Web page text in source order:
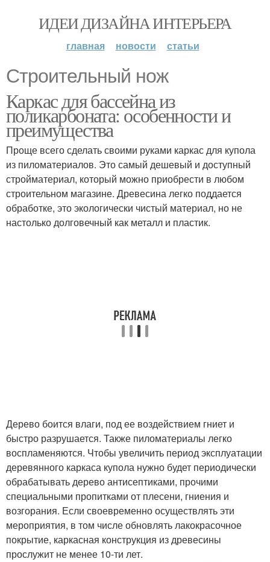
ИДЕИ ДИЗАЙНА ИНТЕРЬЕРА
главная новости статьи
Строительный нож
Каркас для бассейна из
поликарбоната: особенности и
преимущества
Проще всего сделать своими руками каркас для купола
из пиломатериалов. Это самый дешевый и доступный
стройматериал, который можно приобрести в любом
строительном магазине. Древесина легко поддается
обработке, это экологически чистый материал, но не
настолько долговечный как металл и пластик.
Дерево боится влаги, под ее воздействием гниет и
быстро разрушается. Также пиломатериалы легко
воспламеняются. Чтобы увеличить период эксплуатации
деревянного каркаса купола нужно будет периодически
обрабатывать дерево антисептиками, прочими
специальными пропитками от плесени, гниения и
возгорания. Если своевременно осуществлять эти
мероприятия, в том числе обновлять лакокрасочное
покрытие, каркасная конструкция из древесины
прослужит не менее 10-ти лет.